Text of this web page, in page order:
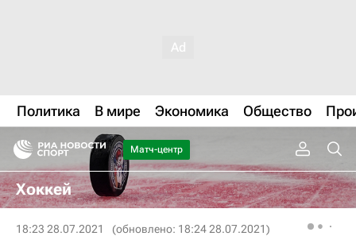
Политика В мире Экономика Общество
Матч-центр
Хоккей
18:23 28.07.2021 (обновлено: 18:24 28.07.2021)